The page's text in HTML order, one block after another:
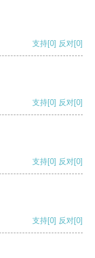
支持[0] 反对[0]
支持[0] 反对[0]
支持[0] 反对[0]
支持[0] 反对[0]